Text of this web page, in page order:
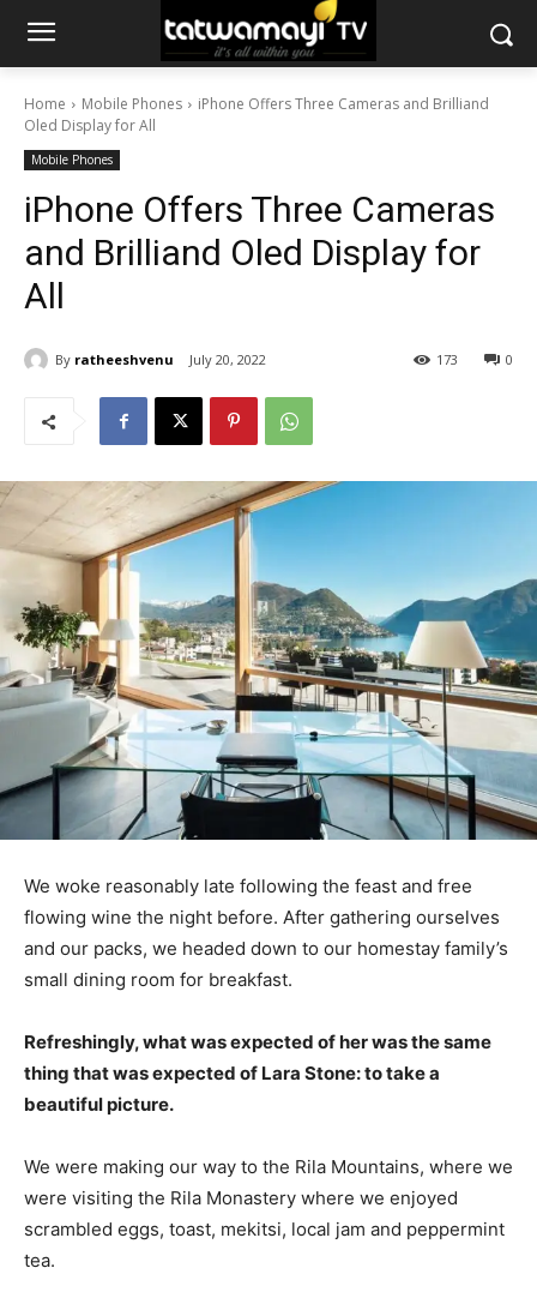
Home Mobile Phones
iPhone Offers Three Cameras and Brilliand
Oled Display for All
Mobile Phones
iPhone Offers Three Cameras
and Brilliand Oled Display for
All
By ratheeshvenu July 20, 2022 0
173
We woke reasonably late following the feast and free
flowing wine the night before. After gathering ourselves
and our packs, we headed down to our homestay family’s
small dining room for breakfast.
Refreshingly, what was expected of her was the same
thing that was expected of Lara Stone: to take a
beautiful picture.
We were making our way to the Rila Mountains, where we
were visiting the Rila Monastery where we enjoyed
scrambled eggs, toast, mekitsi, local jam and peppermint
tea.